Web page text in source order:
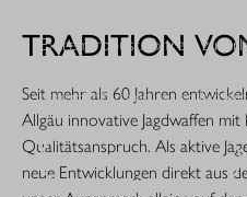
Extrem robust. Extrem
gemacht für den rauen
MEHR ERFAHREN
TRADITION
Seit mehr als 60 Jahren
Allgäu innovative Jagdwaffen
Qualitätsanspruch. Als aktive
neue Entwicklungen direkt aus